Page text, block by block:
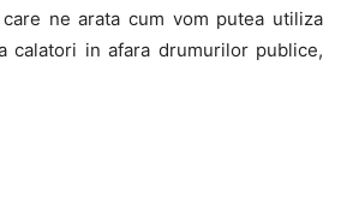
ne arata cum vom putea utiliza
calatori in afara drumurilor publice,